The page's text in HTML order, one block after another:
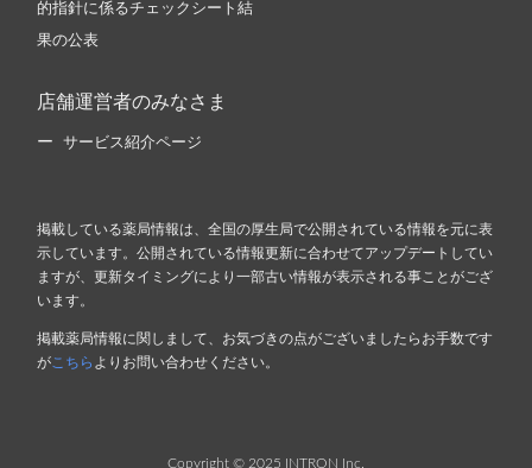
的指針に係るチェックシート結
果の公表
店舗運営者のみなさま
サービス紹介ページ
掲載している薬局情報は、全国の厚生局で公開されている情報を元に表
示しています。公開されている情報更新に合わせてアップデートしてい
ますが、更新タイミングにより一部古い情報が表示される事ことがござ
います。
掲載薬局情報に関しまして、お気づきの点がございましたらお手数です
が こちら よりお問い合わせください。
Copyright © 2025 INTRON Inc.